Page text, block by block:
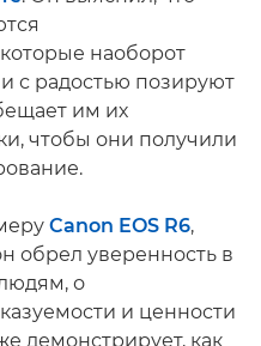
наоборот
с радостью позируют
им их
чтобы они получили
Canon EOS R6,
обрел уверенность в
о
и ценности
демонстрирует, как